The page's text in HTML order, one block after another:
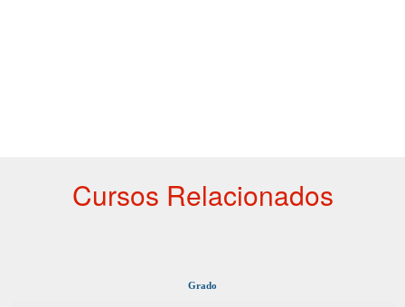
Cursos Relacionados
Grado